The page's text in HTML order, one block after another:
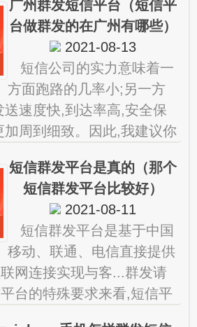
广州群发短信平台（短信平
台做群发的在广州有哪些）
2021-08-13
短信公司的实力意味着一
方面跑路的几率小;另一方
速度快,到达率高,安全保
加周到细致。因此,我建议你
短信群发平台是真的（那个
短信群发平台比较好）
2021-08-11
短信群发平台是基于中国
移动、联通、电信直接提供
网连接实现与客...群发请
台的特殊要求来看,短信平